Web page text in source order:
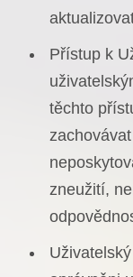
Přístup k
těchto
zneužití,